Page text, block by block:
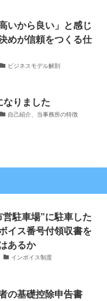
いから良い」と感じ
めが信頼をつくる仕
ビジネスモデル解剖
なりました
自己紹介、当事務所の特徴
営駐車場”に駐車した
イス番号付領収書を
あるか
インボイス制度
の基礎控除申告書